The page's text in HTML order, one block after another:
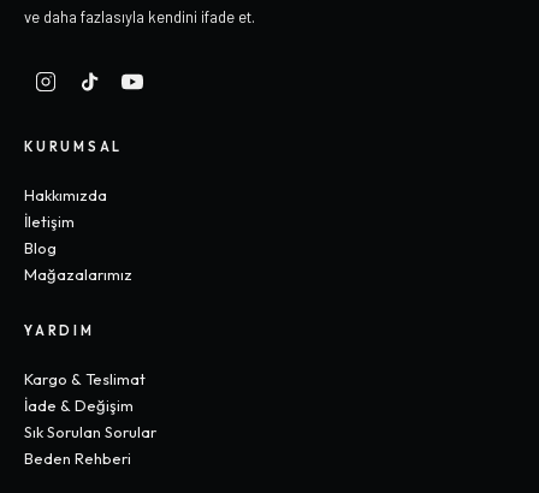
ve daha fazlasıyla kendini ifade et.
KURUMSAL
Hakkımızda
İletişim
Blog
Mağazalarımız
YARDIM
Kargo & Teslimat
İade & Değişim
Sık Sorulan Sorular
Beden Rehberi